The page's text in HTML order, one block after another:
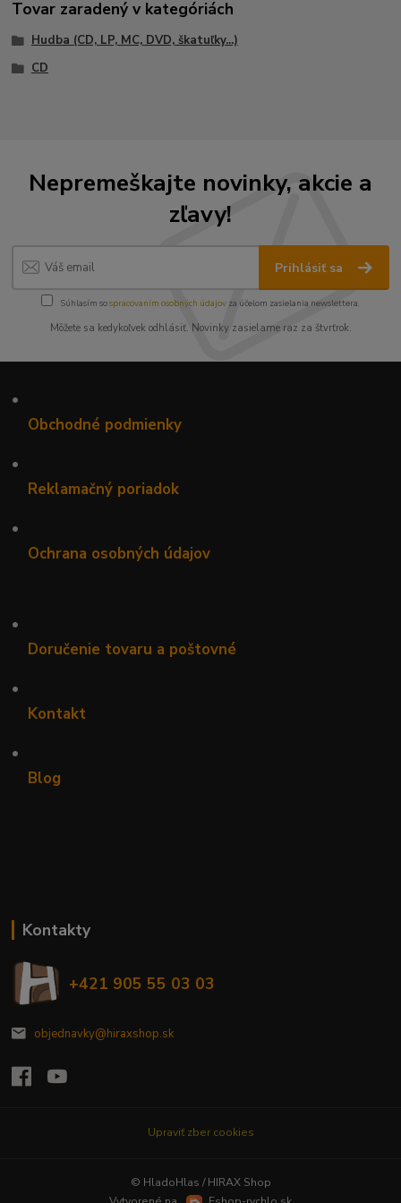
Tovar zaradený v kategóriách
Hudba (CD, LP, MC, DVD, škatuľky...)
CD
Nepremeškajte novinky, akcie a
zľavy!
Prihlásiť sa
Súhlasím sospracovaním osobných údajov za účelom zasielania newslettera.
Môžete sa kedykoľvek odhlásiť. Novinky zasielame raz za štvrťrok.
•
Obchodné podmienky
•
Reklamačný poriadok
•
Ochrana osobných údajov
•
Doručenie tovaru a poštovné
•
Kontakt
•
Blog
Kontakty
+421 905 55 03 03
objednavky@hiraxshop.sk
Upraviť zber cookies
© HladoHlas / HIRAX Shop